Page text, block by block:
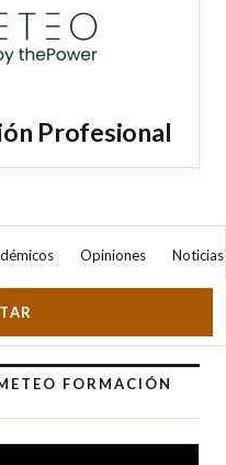
Profesional
Opiniones Noticias
FORMACIÓN